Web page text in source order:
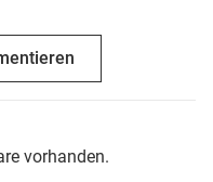
vorhanden.